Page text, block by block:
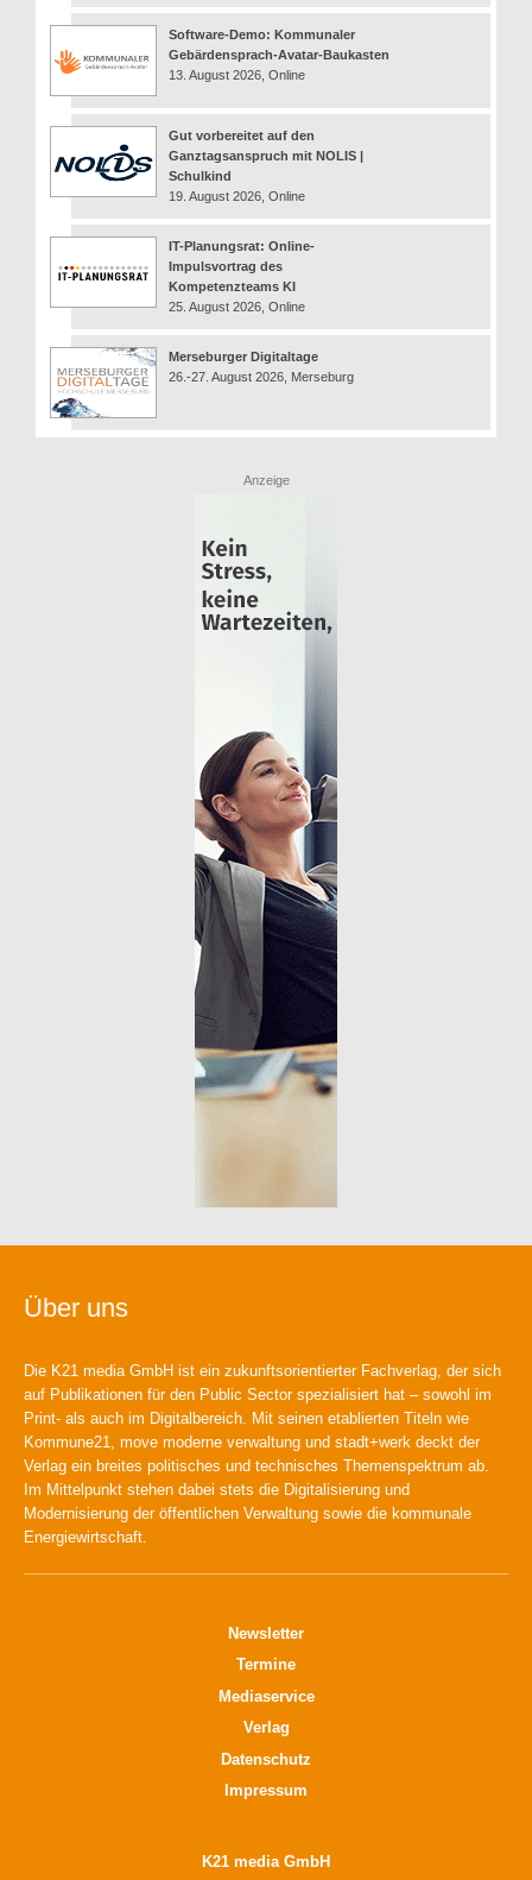
Software-Demo: Kommunaler
Gebärdensprach-Avatar-Baukasten
13. August 2026, Online
Gut vorbereitet auf den
Ganztagsanspruch mit NOLIS |
Schulkind
19. August 2026, Online
IT-Planungsrat: Online-
Impulsvortrag des
Kompetenzteams KI
25. August 2026, Online
Merseburger Digitaltage
26.-27. August 2026, Merseburg
Anzeige
Über uns
Die K21 media GmbH ist ein zukunftsorientierter Fachverlag, der sich
auf Publikationen für den Public Sector spezialisiert hat – sowohl im
Print- als auch im Digitalbereich. Mit seinen etablierten Titeln wie
Kommune21, move moderne verwaltung und stadt+werk deckt der
Verlag ein breites politisches und technisches Themenspektrum ab.
Im Mittelpunkt stehen dabei stets die Digitalisierung und
Modernisierung der öffentlichen Verwaltung sowie die kommunale
Energiewirtschaft.
Newsletter
Termine
Mediaservice
Verlag
Datenschutz
Impressum
K21 media GmbH